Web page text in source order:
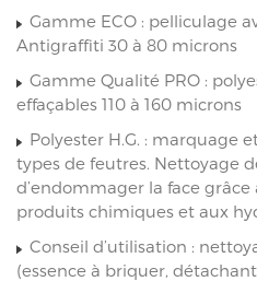
Gamme ECO : pelliculage
Antigraffiti 30 à 80 microns
Gamme Qualité PRO :
effaçables 110 à 160 microns
Polyester H.G. : marquage
types de feutres. Nettoyage
d’endommager la face
produits chimiques et aux
Conseil d’utilisation :
(essence à briquer,